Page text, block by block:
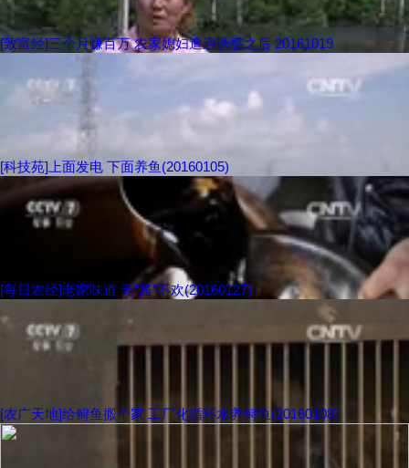
[致富经]三个月赚百万 农家媳妇遭遇诱惑之后 20161019
[科技苑]上面发电 下面养鱼(20160105)
[每日农经]老家味道 无“酱”不欢(20160127)
[农广天地]给鲟鱼搬个家 工厂化循环水养鲟鱼(20160108)